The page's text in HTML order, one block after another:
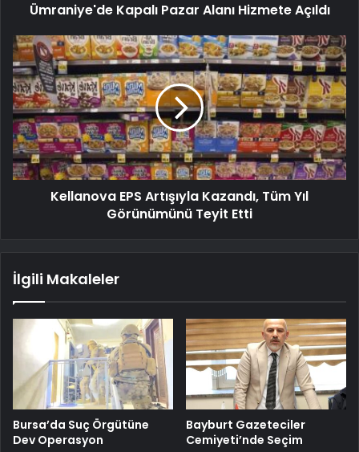
Ümraniye'de Kapalı Pazar Alanı Hizmete Açıldı
Kellanova EPS Artışıyla Kazandı, Tüm Yıl
Görünümünü Teyit Etti
İlgili Makaleler
Bursa’da Suç Örgütüne
Dev Operasyon
Bayburt Gazeteciler
Cemiyeti’nde Seçim